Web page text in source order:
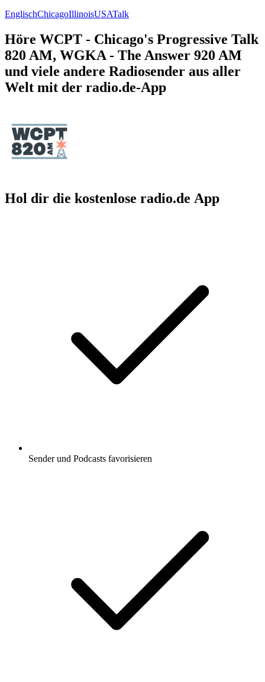
EnglischChicagoIllinoisUSATalk
Höre WCPT - Chicago's Progressive Talk
820 AM, WGKA - The Answer 920 AM
und viele andere Radiosender aus aller
Welt mit der radio.de-App
Hol dir die kostenlose radio.de App
Sender und Podcasts favorisieren